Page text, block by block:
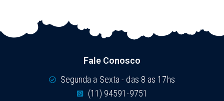
Fale Conosco
Segunda a Sexta - das 8 as 17hs
(11) 94591-9751